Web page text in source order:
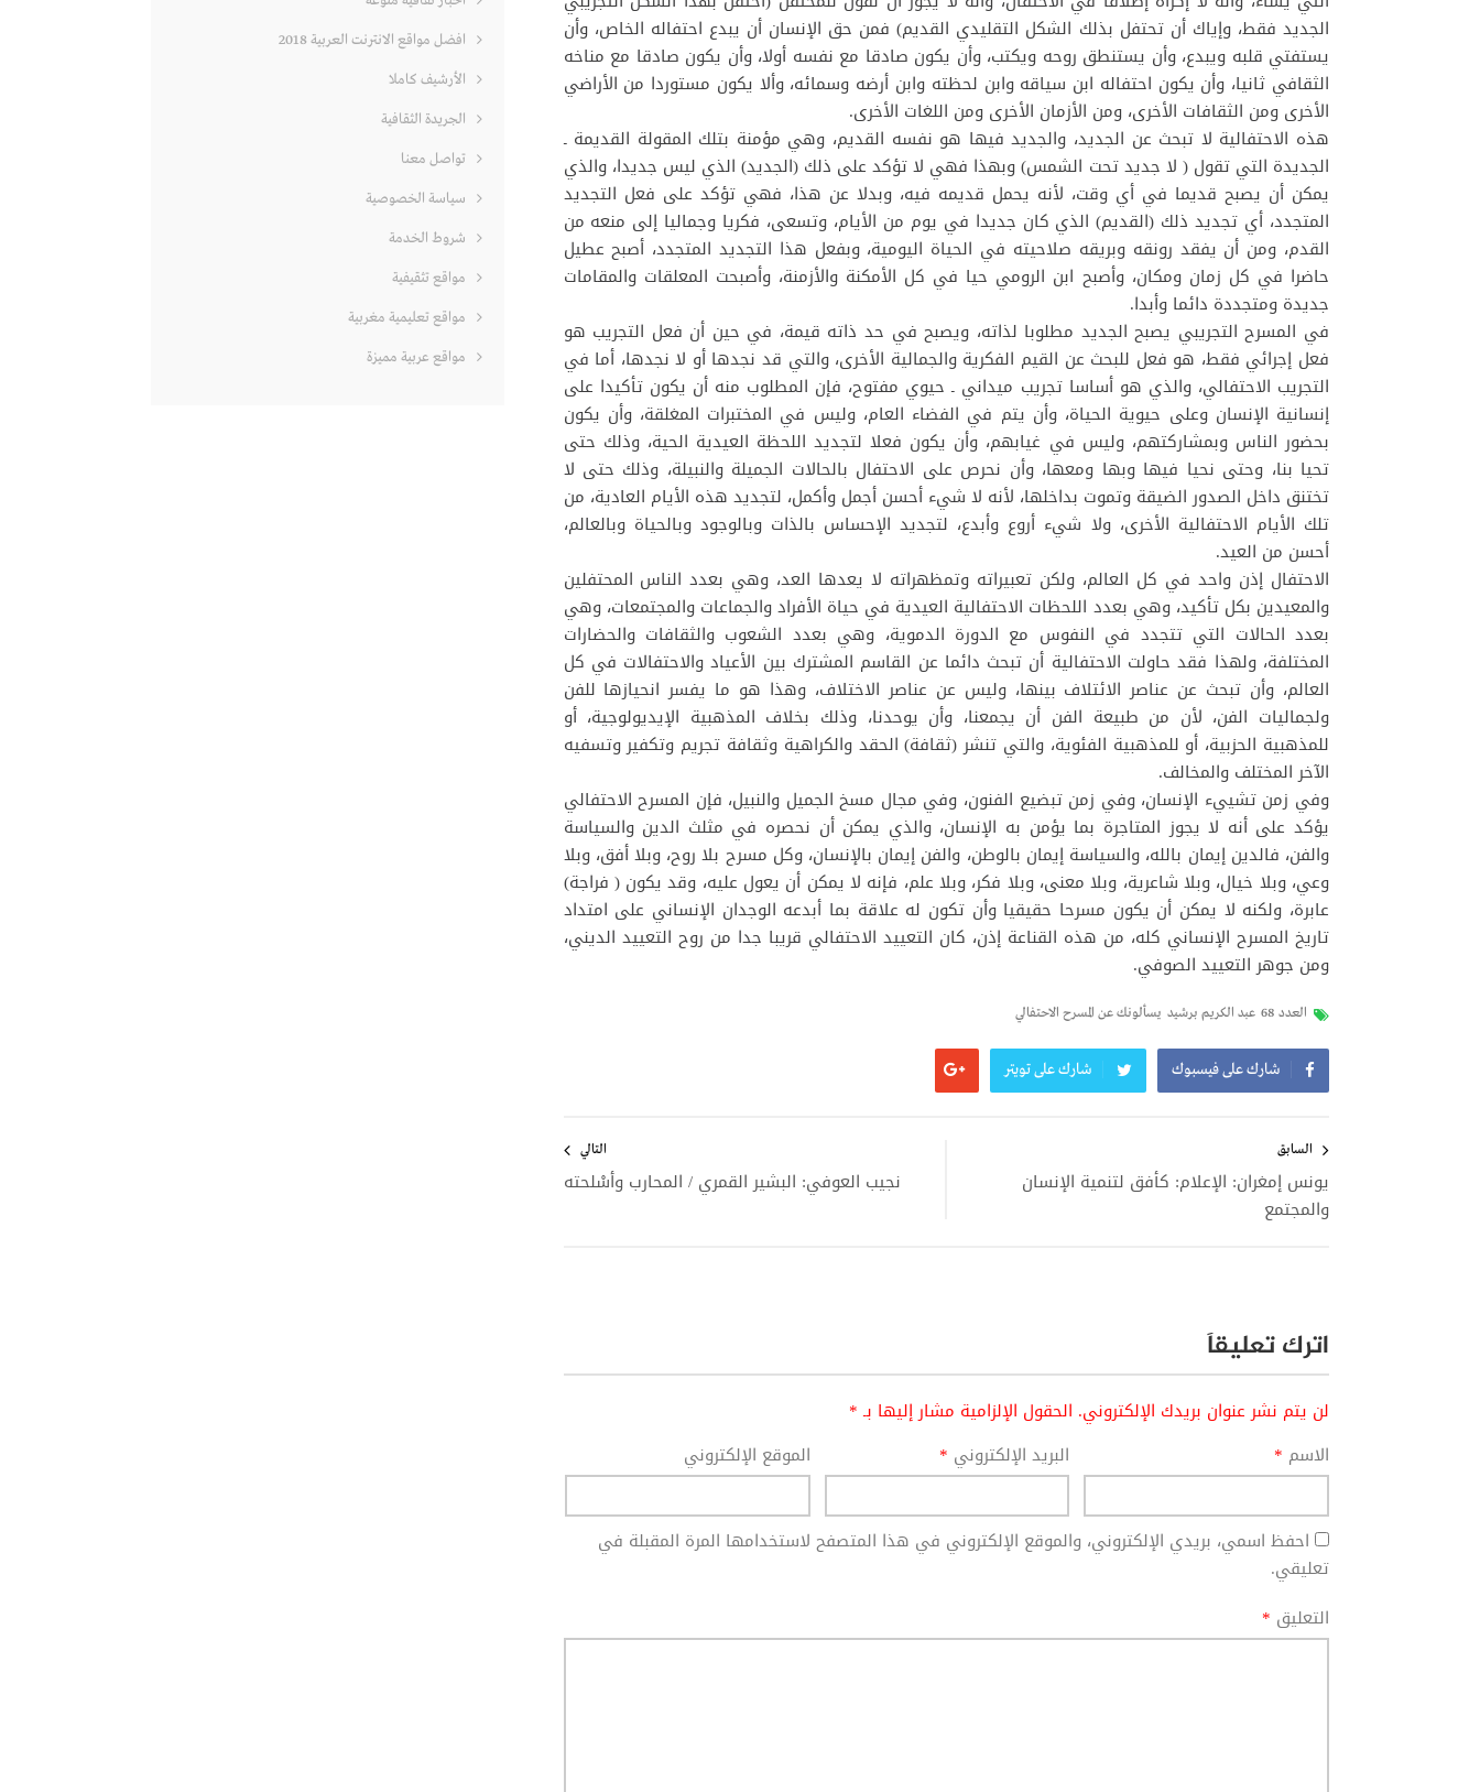
الجديد فقط، وإياك أن تحتفل بذلك الشكل التقليدي القديم) فمن حق الإنسان أن يبدع احتفاله الخاص، وأن
يستفتي قلبه ويبدع، وأن يستنطق روحه ويكتب، وأن يكون صادقا مع نفسه أولا، وأن يكون صادقا مع مناخه
الثقافي ثانيا، وأن يكون احتفاله ابن سياقه وابن لحظته وابن أرضه وسمائه، وألا يكون مستوردا من الأراضي
الأخرى ومن الثقافات الأخرى، ومن الأزمان الأخرى ومن اللغات الأخرى.
هذه الاحتفالية لا تبحث عن الجديد، والجديد فيها هو نفسه القديم، وهي مؤمنة بتلك المقولة القديمة ـ
الجديدة التي تقول ( لا جديد تحت الشمس) وبهذا فهي لا تؤكد على ذلك (الجديد) الذي ليس جديدا، والذي
يمكن أن يصبح قديما في أي وقت، لأنه يحمل قديمه فيه، وبدلا عن هذا، فهي تؤكد على فعل التجديد
المتجدد، أي تجديد ذلك (القديم) الذي كان جديدا في يوم من الأيام، وتسعى، فكريا وجماليا إلى منعه من
القدم، ومن أن يفقد رونقه وبريقه صلاحيته في الحياة اليومية، وبفعل هذا التجديد المتجدد، أصبح عطيل
حاضرا في كل زمان ومكان، وأصبح ابن الرومي حيا في كل الأمكنة والأزمنة، وأصبحت المعلقات والمقامات
جديدة ومتجددة دائما وأبدا.
في المسرح التجريبي يصبح الجديد مطلوبا لذاته، ويصبح في حد ذاته قيمة، في حين أن فعل التجريب هو
فعل إجرائي فقط، هو فعل للبحث عن القيم الفكرية والجمالية الأخرى، والتي قد نجدها أو لا نجدها، أما في
التجريب الاحتفالي، والذي هو أساسا تجريب ميداني ـ حيوي مفتوح، فإن المطلوب منه أن يكون تأكيدا على
إنسانية الإنسان وعلى حيوية الحياة، وأن يتم في الفضاء العام، وليس في المختبرات المغلقة، وأن يكون
بحضور الناس وبمشاركتهم، وليس في غيابهم، وأن يكون فعلا لتجديد اللحظة العيدية الحية، وذلك حتى
تحيا بنا، وحتى نحيا فيها وبها ومعها، وأن نحرص على الاحتفال بالحالات الجميلة والنبيلة، وذلك حتى لا
تختنق داخل الصدور الضيقة وتموت بداخلها، لأنه لا شيء أحسن أجمل وأكمل، لتجديد هذه الأيام العادية، من
تلك الأيام الاحتفالية الأخرى، ولا شيء أروع وأبدع، لتجديد الإحساس بالذات وبالوجود وبالحياة وبالعالم،
أحسن من العيد.
الاحتفال إذن واحد في كل العالم، ولكن تعبيراته وتمظهراته لا يعدها العد، وهي بعدد الناس المحتفلين
والمعيدين بكل تأكيد، وهي بعدد اللحظات الاحتفالية العيدية في حياة الأفراد والجماعات والمجتمعات، وهي
بعدد الحالات التي تتجدد في النفوس مع الدورة الدموية، وهي بعدد الشعوب والثقافات والحضارات
المختلفة، ولهذا فقد حاولت الاحتفالية أن تبحث دائما عن القاسم المشترك بين الأعياد والاحتفالات في كل
العالم، وأن تبحث عن عناصر الائتلاف بينها، وليس عن عناصر الاختلاف، وهذا هو ما يفسر انحيازها للفن
ولجماليات الفن، لأن من طبيعة الفن أن يجمعنا، وأن يوحدنا، وذلك بخلاف المذهبية الإيديولوجية، أو
للمذهبية الحزبية، أو للمذهبية الفئوية، والتي تنشر (ثقافة) الحقد والكراهية وثقافة تجريم وتكفير وتسفيه
الآخر المختلف والمخالف.
وفي زمن تشييء الإنسان، وفي زمن تبضيع الفنون، وفي مجال مسخ الجميل والنبيل، فإن المسرح الاحتفالي
يؤكد على أنه لا يجوز المتاجرة بما يؤمن به الإنسان، والذي يمكن أن نحصره في مثلث الدين والسياسة
والفن، فالدين إيمان بالله، والسياسة إيمان بالوطن، والفن إيمان بالإنسان، وكل مسرح بلا روح، وبلا أفق، وبلا
وعي، وبلا خيال، وبلا شاعرية، وبلا معنى، وبلا فكر، وبلا علم، فإنه لا يمكن أن يعول عليه، وقد يكون ( فراجة)
عابرة، ولكنه لا يمكن أن يكون مسرحا حقيقيا وأن تكون له علاقة بما أبدعه الوجدان الإنساني على امتداد
تاريخ المسرح الإنساني كله، من هذه القناعة إذن، كان التعييد الاحتفالي قريبا جدا من روح التعييد الديني،
ومن جوهر التعييد الصوفي.
العدد 68 عبد الكريم برشيد يسألونك عن المسرح الاحتفالي
شارك على فيسبوك شارك على تويتر
المقالات
السابق
يونس إمغران: الإعلام: كأفق لتنمية الإنسان
والمجتمع
التالي
نجيب العوفي: البشير القمري / المحارب وأسْلحته
اترك تعليقاً
لن يتم نشر عنوان بريدك الإلكتروني. الحقول الإلزامية مشار إليها بـ*
الاسم * البريد الإلكتروني * الموقع الإلكتروني
احفظ اسمي، بريدي الإلكتروني، والموقع الإلكتروني في هذا المتصفح لاستخدامها المرة المقبلة في
تعليقي.
التعليق *
افضل مواقع الانترنت العربية 2018
الأرشيف كاملا
الجريدة الثقافية
تواصل معنا
سياسة الخصوصية
شروط الخدمة
مواقع تثقيفية
مواقع تعليمية مغربية
مواقع عربية مميزة